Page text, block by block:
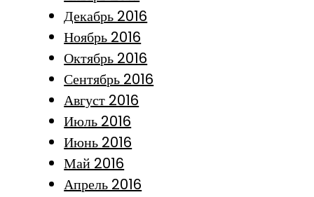
Декабрь 2016
Ноябрь 2016
Октябрь 2016
Сентябрь 2016
Август 2016
Июль 2016
Июнь 2016
Май 2016
Апрель 2016